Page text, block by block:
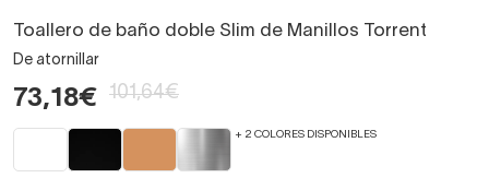
Toallero de baño doble Slim de Manillos Torrent
De atornillar
73,18€ 101,64€
+ 2 COLORES DISPONIBLES